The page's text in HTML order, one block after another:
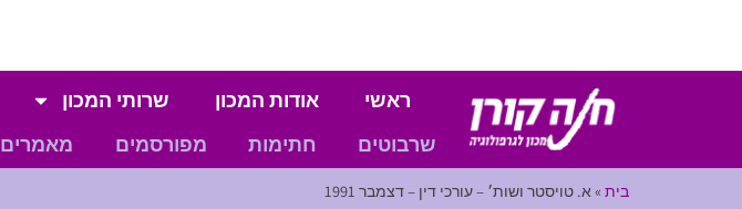
ראשי אודות המכון שרותי המכון
שרבוטים
חתימות מפורסמים מאמרים
בית »א. טויסטר ושות׳ – עורכי דין – דצמבר 1991